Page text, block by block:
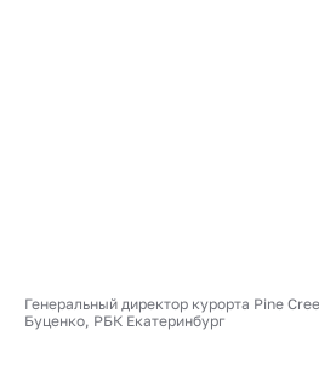
Генеральный директор курорта Pine
Буценко, РБК Екатеринбург